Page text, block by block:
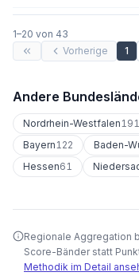
1–20 von 43
Vorherige
1
Andere
Nordrhein-Westfalen191
Bayern122 Baden-
Hessen61
Regionale Aggregation
Score-Bänder statt
Methodik im Detail